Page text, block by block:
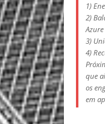
1)
2)
3)
4)
que
os
em